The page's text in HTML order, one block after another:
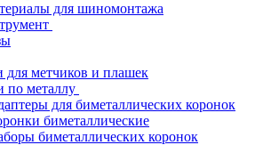
для шиномонтажа
для метчиков и плашек
по металлу
для биметаллических коронок
биметаллические
биметаллических коронок